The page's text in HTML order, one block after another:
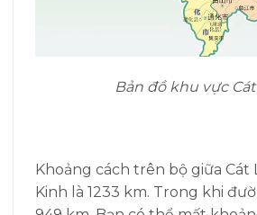
Bản đồ khu vực
Khoảng cách trên bộ giữa Cát
Kinh là 1233 km. Trong khi